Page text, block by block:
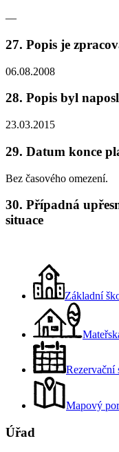
—
27. Popis je
06.08.2008
28. Popis byl
23.03.2015
29. Datum konce
Bez časového omezení.
30. Případná
situace
Základní
Rezervační
Mapový
Úřad